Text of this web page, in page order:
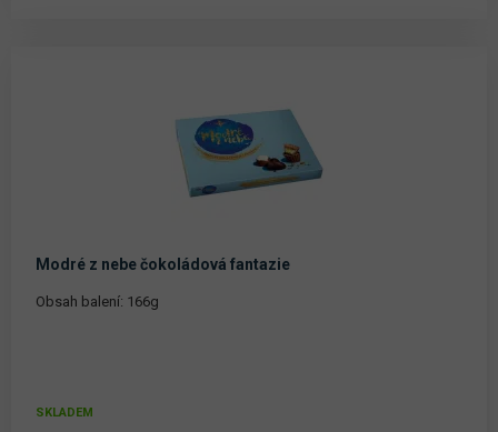
Modré z nebe čokoládová fantazie
Obsah balení: 166g
SKLADEM